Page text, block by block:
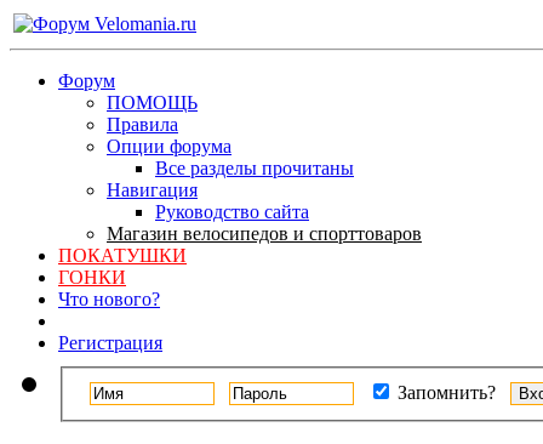
Форум
ПОМОЩЬ
Правила
Опции форума
Все разделы прочитаны
Навигация
Руководство сайта
Магазин велосипедов и спорттоваров
ПОКАТУШКИ
ГОНКИ
Что нового?
Регистрация
Запомнить?